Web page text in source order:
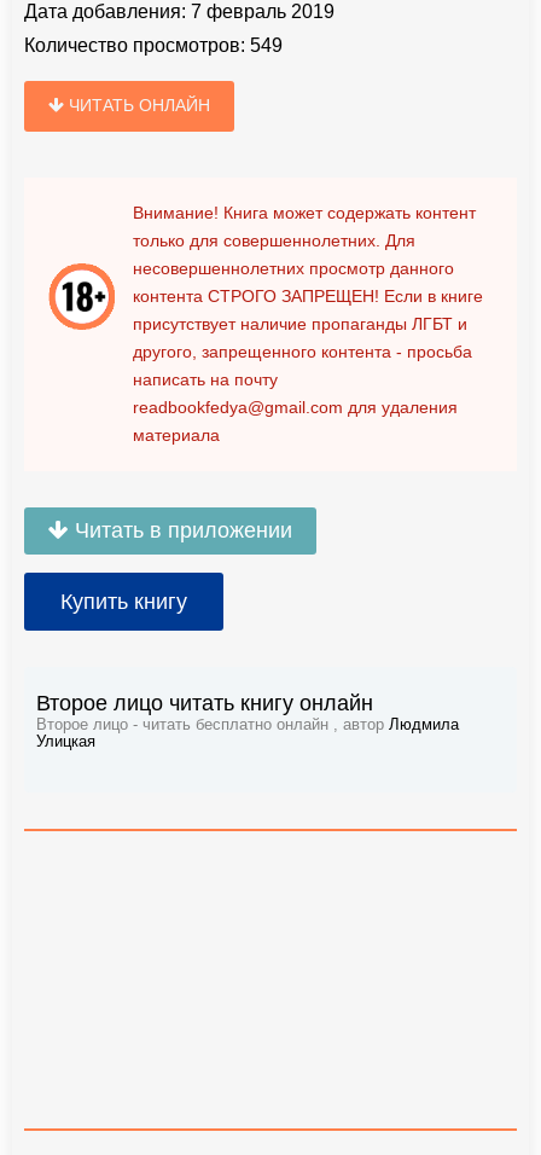
Дата добавления: 7 февраль 2019
Количество просмотров: 549
ЧИТАТЬ ОНЛАЙН
Внимание! Книга может содержать контент
только для совершеннолетних. Для
несовершеннолетних просмотр данного
контента СТРОГО ЗАПРЕЩЕН! Если в книге
присутствует наличие пропаганды ЛГБТ и
другого, запрещенного контента - просьба
написать на почту
readbookfedya@gmail.com для удаления
материала
Читать в приложении
Купить книгу
Второе лицо читать книгу онлайн
Второе лицо - читать бесплатно онлайн , автор Людмила
Улицкая